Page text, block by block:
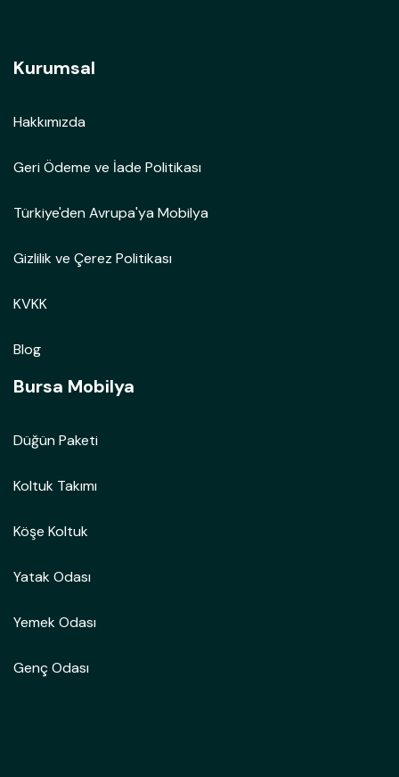
Kurumsal
Hakkımızda
Geri Ödeme ve İade Politikası
Türkiye'den Avrupa'ya Mobilya
Gizlilik ve Çerez Politikası
KVKK
Blog
Bursa Mobilya
Düğün Paketi
Koltuk Takımı
Köşe Koltuk
Yatak Odası
Yemek Odası
Genç Odası